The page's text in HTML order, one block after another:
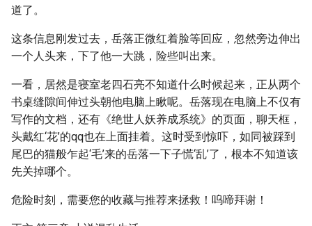
道了。
这条信息刚发过去，岳落正微红着脸等回应，忽然旁边伸出
一个人头来，下了他一大跳，险些叫出来。
一看，居然是寝室老四石亮不知道什么时候起来，正从两个
书桌缝隙间伸过头朝他电脑上瞅呢。岳落现在电脑上不仅有
写作的文档，还有《绝世人妖养成系统》的页面，聊天框，
头戴红‘花’的qq也在上面挂着。这时受到惊吓，如同被踩到
尾巴的猫般乍起‘毛’来的岳落一下子慌‘乱’了，根本不知道该
先关掉哪个。
危险时刻，需要您的收藏与推荐来拯救！呜啼拜谢！